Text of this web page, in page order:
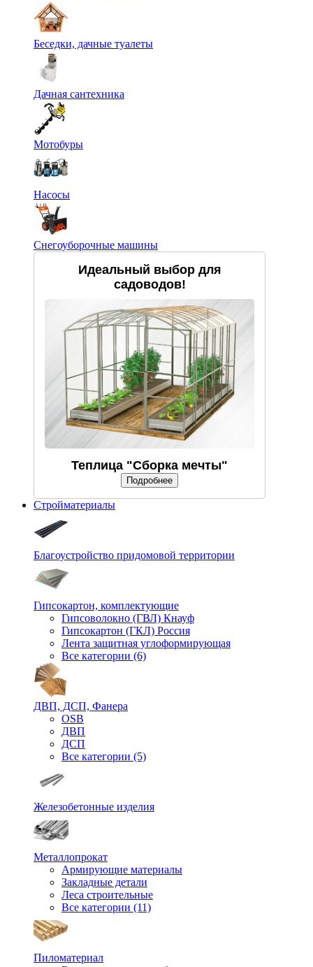
Беседки, дачные туалеты
Дачная сантехника
Мотобуры
Насосы
Снегоуборочные машины
Идеальный выбор для
садоводов!
Теплица "Сборка мечты"
Подробнее
Стройматериалы
Благоустройство придомовой территории
Гипсокартон, комплектующие
Гипсоволокно (ГВЛ) Кнауф
Гипсокартон (ГКЛ) Россия
Лента защитная углоформирующая
Все категории (6)
ДВП, ДСП, Фанера
OSB
ДВП
ДСП
Все категории (5)
Железобетонные изделия
Металлопрокат
Армирующие материалы
Закладные детали
Леса строительные
Все категории (11)
Пиломатериал